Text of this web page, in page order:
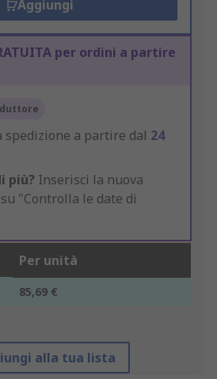
Aggiungi
per ordini a partire
spedizione a partire dal 24
più? Inserisci la nuova
"Controlla le date di
Per unità
85,69 €
alla tua lista